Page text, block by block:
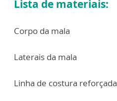
Lista de materiais:
Corpo da mala
Laterais da mala
Linha de costura reforçada